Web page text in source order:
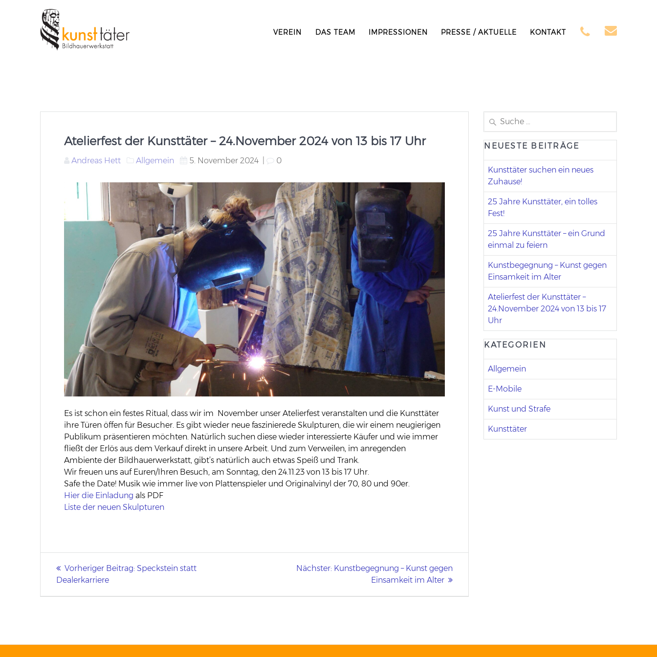
VEREIN DAS TEAM IMPRESSIONEN PRESSE / AKTUELLE KONTAKT
Atelierfest der Kunsttäter – 24.November 2024 von 13 bis 17 Uhr
Andreas Hett Allgemein 5. November 2024 | 0
Es ist schon ein festes Ritual, dass wir im November unser Atelierfest veranstalten und die Kunsttäter
ihre Türen öffen für Besucher. Es gibt wieder neue faszinierede Skulpturen, die wir einem neugierigen
Publikum präsentieren möchten. Natürlich suchen diese wieder interessierte Käufer und wie immer
fließt der Erlös aus dem Verkauf direkt in unsere Arbeit. Und zum Verweilen, im anregenden
Ambiente der Bildhauerwerkstatt, gibt’s natürlich auch etwas Speiß und Trank.
Wir freuen uns auf Euren/Ihren Besuch, am Sonntag, den 24.11.23 von 13 bis 17 Uhr.
Safe the Date! Musik wie immer live von Plattenspieler und Originalvinyl der 70, 80 und 90er.
Hier die Einladung als PDF
Liste der neuen Skulpturen
Vorheriger Beitrag: Vorheriger
Speckstein statt
Dealerkarriere
Nächster: Nächster
Kunstbegegnung – Kunst gegen
Einsamkeit im Alter
Suchen
nach:
NEUESTE BEITRÄGE
Kunsttäter suchen ein neues
Zuhause!
25 Jahre Kunsttäter, ein tolles
Fest!
25 Jahre Kunsttäter – ein Grund
einmal zu feiern
Kunstbegegnung – Kunst gegen
Einsamkeit im Alter
Atelierfest der Kunsttäter –
24.November 2024 von 13 bis 17
Uhr
KATEGORIEN
Allgemein
E-Mobile
Kunst und Strafe
Kunsttäter